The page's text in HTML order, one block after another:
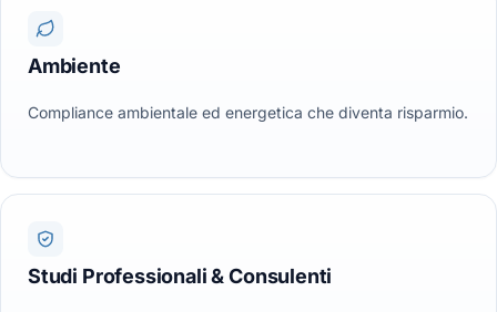
Ambiente
Compliance ambientale ed energetica che diventa risparmio.
Studi Professionali & Consulenti